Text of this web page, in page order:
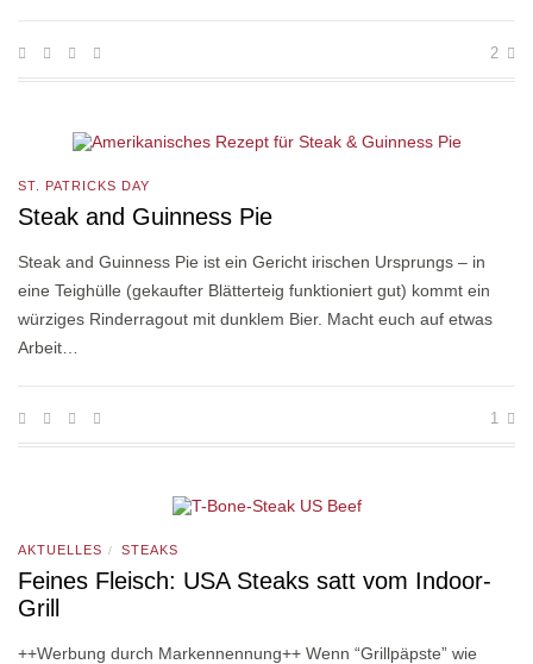
2
ST. PATRICKS DAY
Steak and Guinness Pie
Steak and Guinness Pie ist ein Gericht irischen Ursprungs – in
eine Teighülle (gekaufter Blätterteig funktioniert gut) kommt ein
würziges Rinderragout mit dunklem Bier. Macht euch auf etwas
Arbeit…
1
AKTUELLES / STEAKS
Feines Fleisch: USA Steaks satt vom Indoor-
Grill
++Werbung durch Markennennung++ Wenn “Grillpäpste” wie